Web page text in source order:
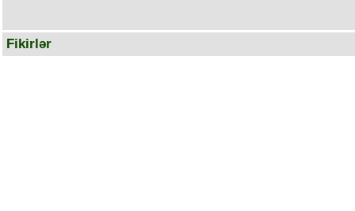
Fikirlər